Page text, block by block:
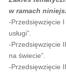
w ramach
-Przedsięwzięcie I
usługi”.
-Przedsięwzięcie
na świecie”.
-Przedsięwzięcie